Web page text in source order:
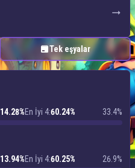
Tek eşyalar
14.28%En İyi 4:60.24% 33.4%
13.94%En İyi 4:60.25% 26.9%